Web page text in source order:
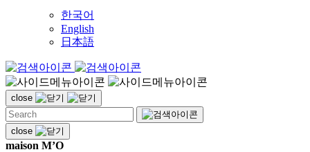
한국어
English
日本語
close
close
maison M’O